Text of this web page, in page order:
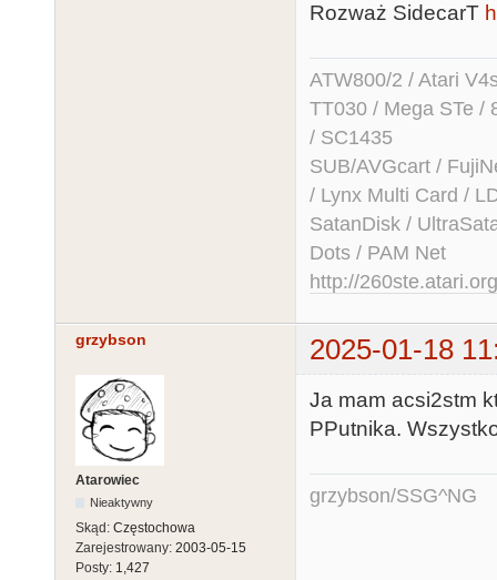
Rozważ SidecarT
ATW800/2 / Atari
TT030 / Mega STe /
/ SC1435
SUB/AVGcart /
/ Lynx Multi Card /
SatanDisk /
Dots / PAM Net
http://260ste.atari.org
grzybson 2025-01-18
Atarowiec
Nieaktywny
Skąd: Częstochowa
Zarejestrowany: 2003-05-15
Posty: 1,427
Ja mam acsi2stm
PPutnika.
grzybson/SSG^NG